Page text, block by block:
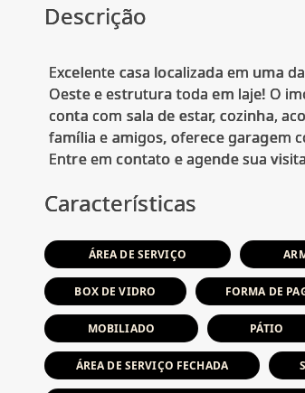
Descrição
Excelente casa localizada em uma
Oeste e estrutura toda em laje! O
conta com sala de estar, cozinha,
família e amigos, oferece garagem
Características
ÁREA DE SERVIÇO
BOX DE VIDRO FORMA DE
MOBILIADO PÁTIO
ÁREA DE SERVIÇO FECHADA